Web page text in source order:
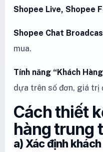
Shopee Live, Shopee
Shopee Chat
mua.
Tính năng “Khách
dựa trên số đơn, giá trị
Cách thiết
hàng trung
a) Xác định